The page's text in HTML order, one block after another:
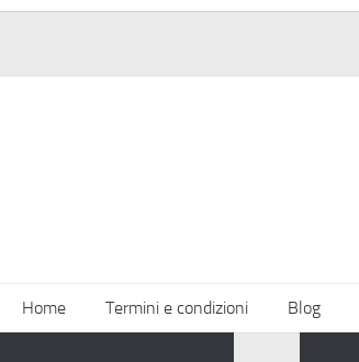
Home Termini e condizioni Blog